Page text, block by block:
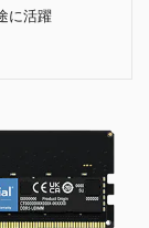
に活躍